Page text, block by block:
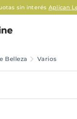
sin interés Aplican
Belleza Varios